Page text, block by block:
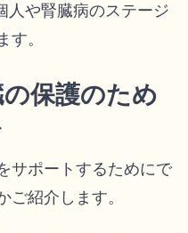
人や腎臓病のステージ
。
保護のため
サポートするためにで
ご紹介します。